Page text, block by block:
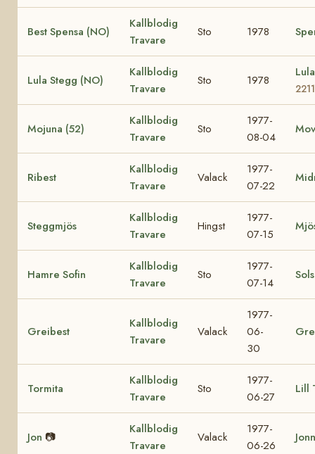
Best Spensa (NO)
Kallblodig
Travare
Sto 1978
Lula Stegg (NO)
Kallblodig
Travare
Sto 1978
Mojuna (52)
Kallblodig
Travare
Sto
1977-
08-04
Ribest
Kallblodig
Travare
Valack
1977-
07-22
Steggmjös
Kallblodig
Travare
Hingst
1977-
07-15
Hamre Sofin
Kallblodig
Travare
Sto
1977-
07-14
Greibest
Kallblodig
Travare
Valack
1977-
06-
30
Tormita
Kallblodig
Travare
Sto
1977-
06-27
Lill
Jon 📷
Kallblodig
Travare
Valack
1977-
06-26